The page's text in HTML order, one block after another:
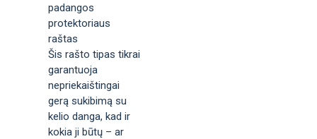
padangos
protektoriaus
raštas
Šis rašto tipas tikrai
garantuoja
nepriekaištingai
gerą sukibimą su
kelio danga, kad ir
kokia ji būtų – ar